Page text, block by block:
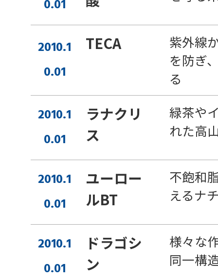
0.01
2010.1
0.01
TECA
紫外線
を防ぎ
る
2010.1
0.01
ラナクリ
ス
緑茶や
れた高
2010.1
0.01
ユーロー
ルBT
不飽和
えるナ
2010.1
0.01
ドラゴシ
ン
様々な
同一構